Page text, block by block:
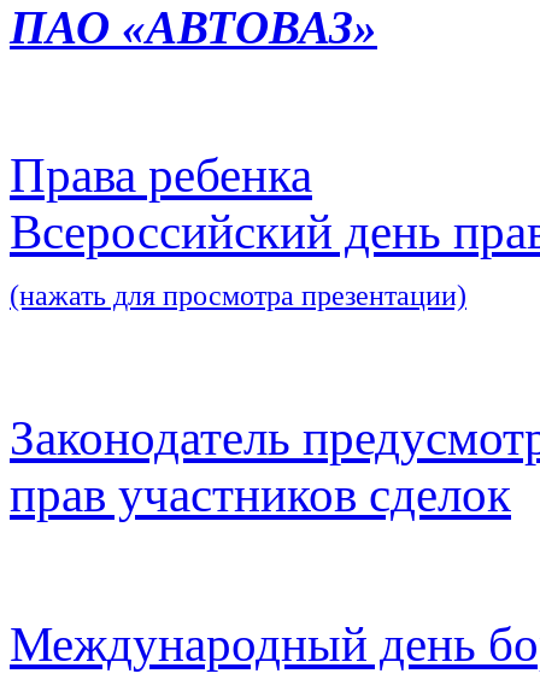
ПАО «АВТОВАЗ»
Права ребенка
Всероссийский день
(нажать для просмотра презентации)
Законодатель
прав участников сделок
Международный день